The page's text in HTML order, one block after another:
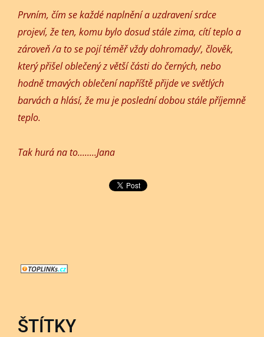
Prvním, čím se každé naplnění a uzdravení srdce
projeví, že ten, komu bylo dosud stále zima, cítí teplo a
zároveň /a to se pojí téměř vždy dohromady/, člověk,
který přišel oblečený z větší části do černých, nebo
hodně tmavých oblečení napříště přijde ve světlých
barvách a hlásí, že mu je poslední dobou stále příjemně
teplo.
Tak hurá na to........Jana
ŠTÍTKY